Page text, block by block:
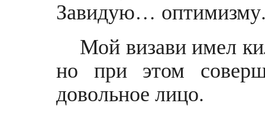
Завидую…
Мой визави имел
но при этом
довольное лицо.